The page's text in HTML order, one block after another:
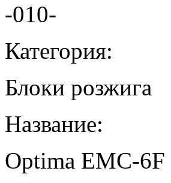
-010-
Категория:
Блоки розжига
Название:
Optima EMC-6F